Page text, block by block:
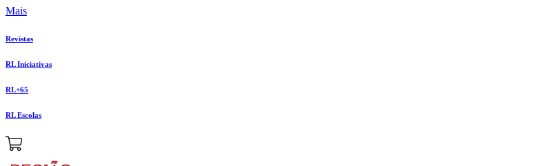
Mais
Revistas
RL Iniciativas
RL+65
RL Escolas